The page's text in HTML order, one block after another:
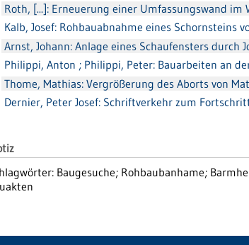
Roth, [...]: Erneuerung einer Umfassungswand im
Kalb, Josef: Rohbauabnahme eines Schornsteins
Arnst, Johann: Anlage eines Schaufensters durch
Philippi, Anton ; Philippi, Peter: Bauarbeiten an
Thome, Mathias: Vergrößerung des Aborts von
Dernier, Peter Josef: Schriftverkehr zum
Baugesuche; Rohbaubanhame;